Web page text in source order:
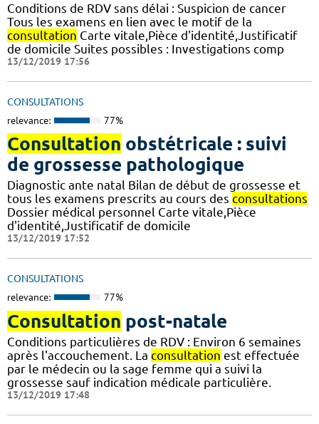
Conditions de RDV sans délai : Suspicion de cancer
Tous les examens en lien avec le motif de la
consultation Carte vitale,Pièce d'identité,Justificatif
de domicile Suites possibles : Investigations comp
13/12/2019 17:56
CONSULTATIONS
relevance: 77%
Consultation obstétricale : suivi
de grossesse pathologique
Diagnostic ante natal Bilan de début de grossesse et
tous les examens prescrits au cours des consultations
Dossier médical personnel Carte vitale,Pièce
d'identité,Justificatif de domicile
13/12/2019 17:52
CONSULTATIONS
relevance: 77%
Consultation post-natale
Conditions particulières de RDV : Environ 6 semaines
après l'accouchement. La consultation est effectuée
par le médecin ou la sage femme qui a suivi la
grossesse sauf indication médicale particulière.
13/12/2019 17:48